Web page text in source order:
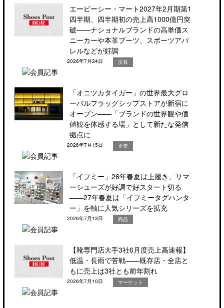
エービーシー・マート2027年2月期第1
四半期、四半期初の売上高1000億円突
破――ナショナルブランドの高単価ス
ニーカーや本革ブーツ、スポーツアパ
レルなどが好調
2026年7月24日 決算
「オニツカタイガー」の世界最大グロ
ーバルフラッグシップストアが新宿に
オープン――「ブランドの世界観や価
値観を体感する場」として新たな発信
拠点に
2026年7月15日 企業
「イフミー」26年春夏は上履き、サマ
ーシューズが好調で好スタート切る
――27年春夏は「イフミータグハンタ
ー」を軸に人気シリーズを拡充
2026年7月13日 商品
【靴専門店大手3社6月度売上高速報】
低温・長雨で苦戦――既存店・全店と
もに売上は3社とも前年割れ
2026年7月10日 マーケット